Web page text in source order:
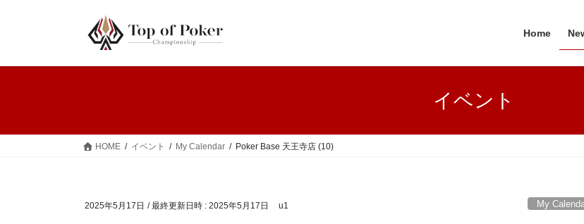
Home
イベント
HOME イベント My Calendar Poker Base 天王寺店 (10)
2025年5月17日 / 最終更新日時 : 2025年5月17日 u1 My